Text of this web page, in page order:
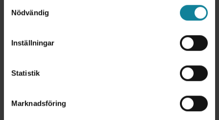
Nödvändig
Inställningar
Statistik
Marknadsföring